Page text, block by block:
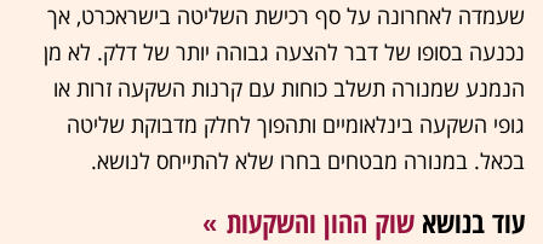
שעמדה לאחרונה על סף רכישת השליטה בישראכרט, אך
נכנעה בסופו של דבר להצעה גבוהה יותר של דלק. לא מן
הנמנע שמנורה תשלב כוחות עם קרנות השקעה זרות או
גופי השקעה בינלאומיים ותהפוך לחלק מדבוקת שליטה
בכאל. במנורה מבטחים בחרו שלא להתייחס לנושא.
עוד בנושא שוק ההון והשקעות